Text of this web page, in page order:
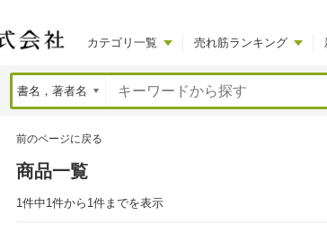
カテゴリ一覧 売れ筋ランキング
前のページに戻る
商品一覧
1件中1件から1件までを表示